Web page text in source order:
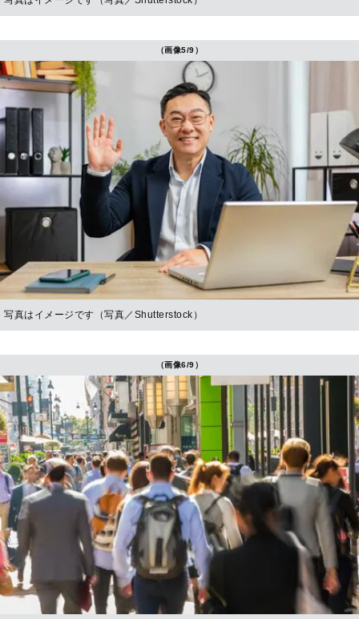
（画像5/9）
写真はイメージです（写真／Shutterstock）
（画像6/9）